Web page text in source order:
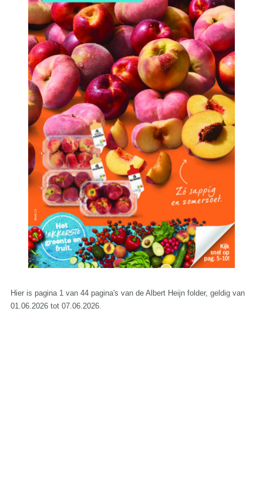
Hier is pagina 1 van 44 pagina's van de Albert Heijn folder, geldig van
01.06.2026 tot 07.06.2026.